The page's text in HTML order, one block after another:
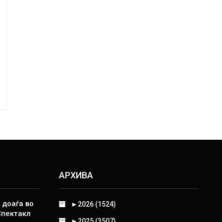
во
АРХИВА
► 2026 (1524)